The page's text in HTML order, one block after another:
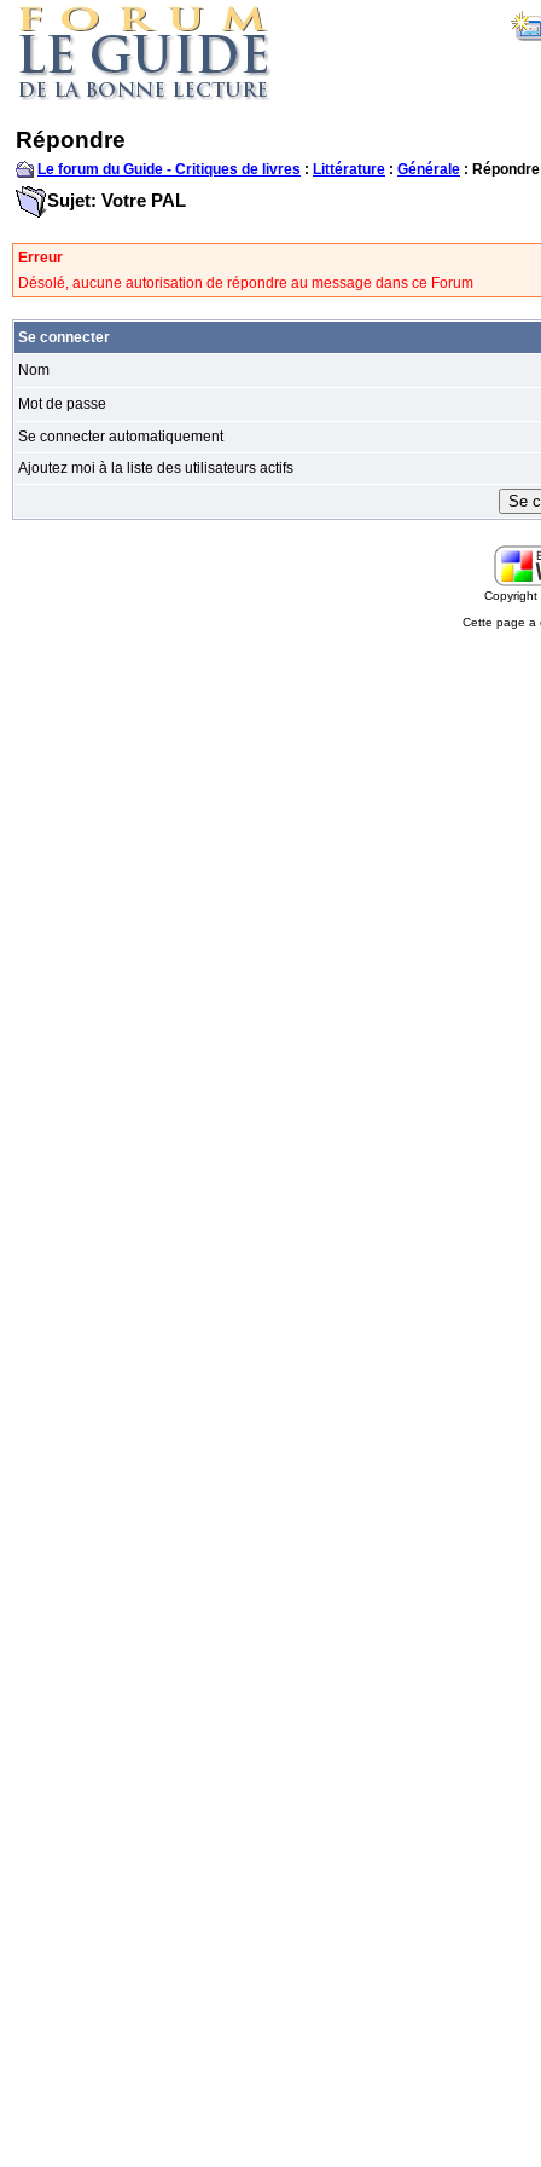
Répondre
Le forum du Guide - Critiques de livres : Littérature : Générale : Répondre
Sujet: Votre PAL
Erreur
Désolé, aucune autorisation de répondre au message dans ce Forum
Se connecter
Nom
Mot de passe
Se connecter automatiquement
Ajoutez moi à la liste des utilisateurs actifs
Cette page a